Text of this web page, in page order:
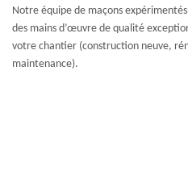
Notre équipe de maçons
des mains d’œuvre de qualité
votre chantier (construction neuve,
maintenance).